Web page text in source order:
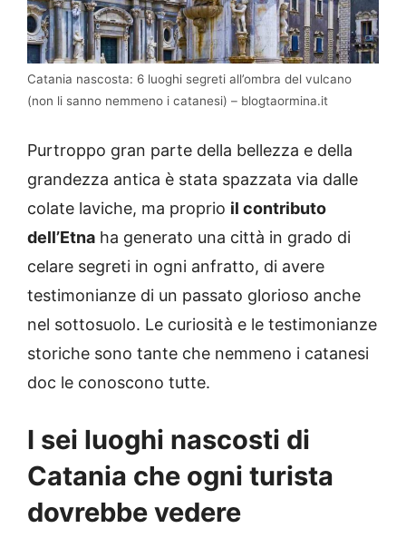
Catania nascosta: 6 luoghi segreti all’ombra del vulcano
(non li sanno nemmeno i catanesi) – blogtaormina.it
Purtroppo gran parte della bellezza e della
grandezza antica è stata spazzata via dalle
colate laviche, ma proprio il contributo
dell’Etna ha generato una città in grado di
celare segreti in ogni anfratto, di avere
testimonianze di un passato glorioso anche
nel sottosuolo. Le curiosità e le testimonianze
storiche sono tante che nemmeno i catanesi
doc le conoscono tutte.
I sei luoghi nascosti di
Catania che ogni turista
dovrebbe vedere